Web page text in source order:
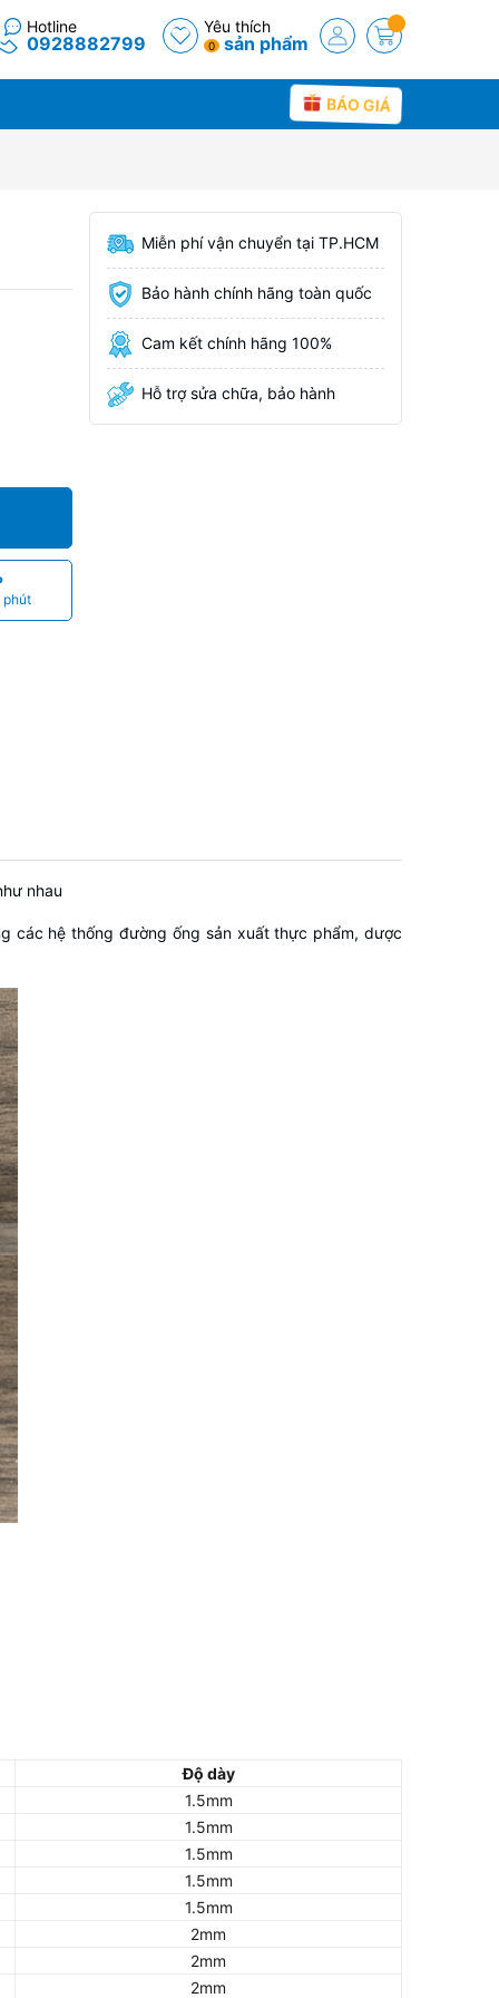
Hotline
0928882799
Yêu thích
0 sản phẩm
BÁO GIÁ
phút
Miễn phí vận chuyển tại TP.HCM
Bảo hành chính hãng toàn quốc
Cam kết chính hãng 100%
Hỗ trợ sửa chữa, bảo hành
nhau
các hệ thống đường ống sản xuất thực phẩm, dược
Độ dày
1.5mm
1.5mm
1.5mm
1.5mm
1.5mm
2mm
2mm
2mm